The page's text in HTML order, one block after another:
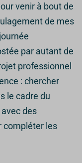
venir à bout de
de mes
par autant de
professionnel
: chercher
le cadre du
des
compléter les